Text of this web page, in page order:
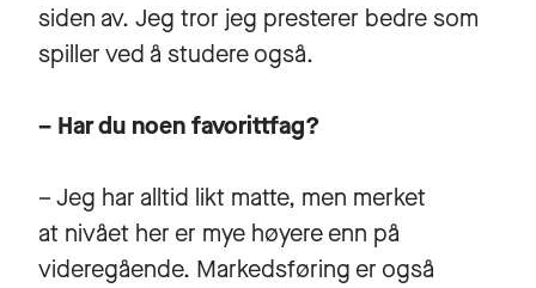
siden av. Jeg tror jeg presterer bedre som
spiller ved å studere også.
– Har du noen favorittfag?
– Jeg har alltid likt matte, men merket
at nivået her er mye høyere enn på
videregående. Markedsføring er også